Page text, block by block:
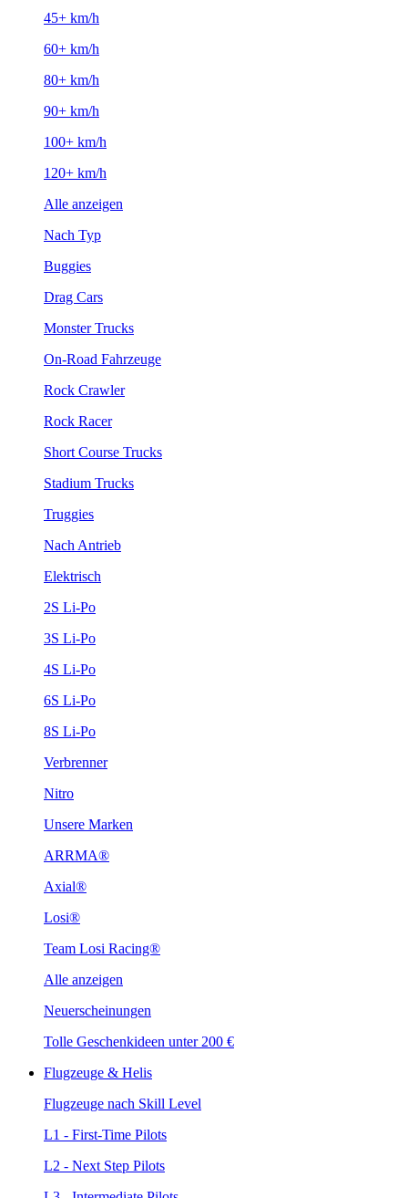
45+ km/h
60+ km/h
80+ km/h
90+ km/h
100+ km/h
120+ km/h
Alle anzeigen
Nach Typ
Buggies
Drag Cars
Monster Trucks
On-Road Fahrzeuge
Rock Crawler
Rock Racer
Short Course Trucks
Stadium Trucks
Truggies
Nach Antrieb
Elektrisch
2S Li-Po
3S Li-Po
4S Li-Po
6S Li-Po
8S Li-Po
Verbrenner
Nitro
Unsere Marken
ARRMA®
Axial®
Losi®
Team Losi Racing®
Alle anzeigen
Neuerscheinungen
Tolle Geschenkideen unter 200 €
Flugzeuge & Helis
Flugzeuge nach Skill Level
L1 - First-Time Pilots
L2 - Next Step Pilots